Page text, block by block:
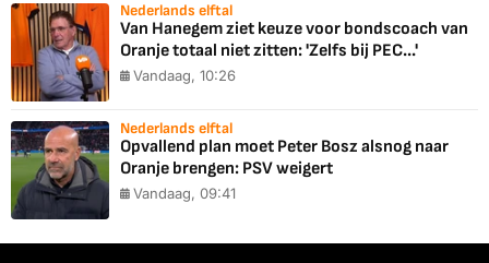
Nederlands elftal
Van Hanegem ziet keuze voor bondscoach van
Oranje totaal niet zitten: 'Zelfs bij PEC...'
Vandaag, 10:26
Nederlands elftal
Opvallend plan moet Peter Bosz alsnog naar
Oranje brengen: PSV weigert
Vandaag, 09:41